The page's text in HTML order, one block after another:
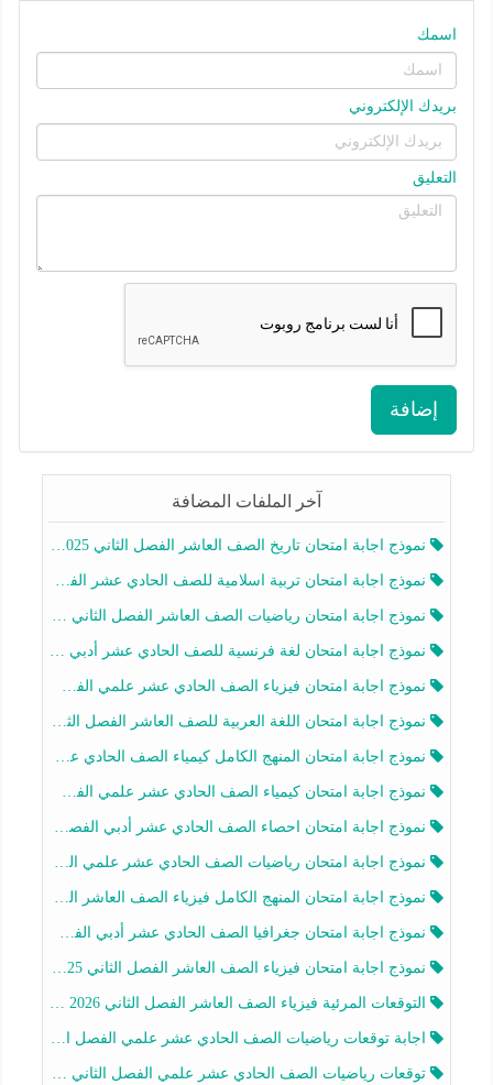
اسمك
بريدك الإلكتروني
التعليق
إضافة
آخر الملفات المضافة
نموذج اجابة امتحان تاريخ الصف العاشر الفصل الثاني 2025-2026
نموذج اجابة امتحان تربية اسلامية للصف الحادي عشر الفصل الثاني 2025-2026
نموذج اجابة امتحان رياضيات الصف العاشر الفصل الثاني 2025-2026
نموذج اجابة امتحان لغة فرنسية للصف الحادي عشر أدبي الفصل الثاني 2025-2026
نموذج اجابة امتحان فيزياء الصف الحادي عشر علمي الفصل الثاني 2025-2026
نموذج اجابة امتحان اللغة العربية للصف العاشر الفصل الثاني 2025-2026
نموذج اجابة امتحان المنهج الكامل كيمياء الصف الحادي عشر علمي الفصل الثاني 2025-2026
نموذج اجابة امتحان كيمياء الصف الحادي عشر علمي الفصل الثاني 2025-2026
نموذج اجابة امتحان احصاء الصف الحادي عشر أدبي الفصل الثاني 2025-2026
نموذج اجابة امتحان رياضيات الصف الحادي عشر علمي الفصل الثاني 2025-2026
نموذج اجابة امتحان المنهج الكامل فيزياء الصف العاشر الفصل الثاني 2025-2026
نموذج اجابة امتحان جغرافيا الصف الحادي عشر أدبي الفصل الثاني 2025-2026
نموذج اجابة امتحان فيزياء الصف العاشر الفصل الثاني 2025-2026
التوقعات المرئية فيزياء الصف العاشر الفصل الثاني 2026 أ هيثم الليثي
اجابة توقعات رياضيات الصف الحادي عشر علمي الفصل الثاني 2025-2026 أ عمرو فايز
توقعات رياضيات الصف الحادي عشر علمي الفصل الثاني 2025-2026 أ عمرو فايز